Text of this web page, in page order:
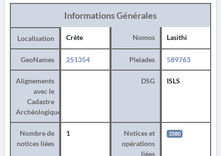
Informations Générales
Localisation Crète Nomos Lasithi
GeoNames 251354 Pleiades 589763
Alignements
avec le
Cadastre
Archéologique
DSG ISLS
Nombre de
notices liées
1
Notices et
opérations
liées
3580